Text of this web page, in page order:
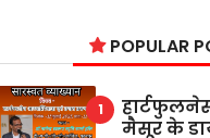
POPULAR
मैसूर के